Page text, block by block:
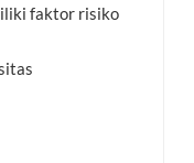
faktor risiko